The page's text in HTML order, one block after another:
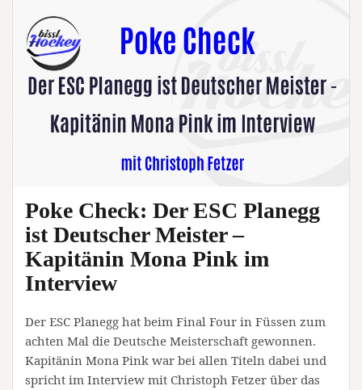
Poke Check: Der ESC Planegg
ist Deutscher Meister –
Kapitänin Mona Pink im
Interview
Der ESC Planegg hat beim Final Four in Füssen zum
achten Mal die Deutsche Meisterschaft gewonnen.
Kapitänin Mona Pink war bei allen Titeln dabei und
spricht im Interview mit Christoph Fetzer über das